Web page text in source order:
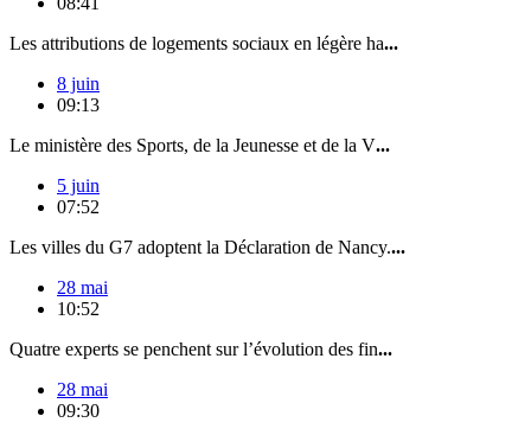
Les attributions de logements sociaux en légère ha...
8 juin
09:13
Le ministère des Sports, de la Jeunesse et de la V...
5 juin
07:52
Les villes du G7 adoptent la Déclaration de Nancy....
28 mai
10:52
Quatre experts se penchent sur l’évolution des fin...
28 mai
09:30